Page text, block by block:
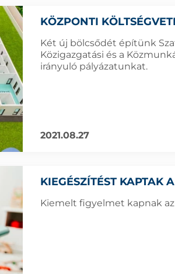
KÖZPONTI
Két új bölcsődét építünk
Közigazgatási és a
irányuló pályázatunkat.
2021.08.27
KIEGÉSZÍTÉST KAPTAK
Kiemelt figyelmet kapnak